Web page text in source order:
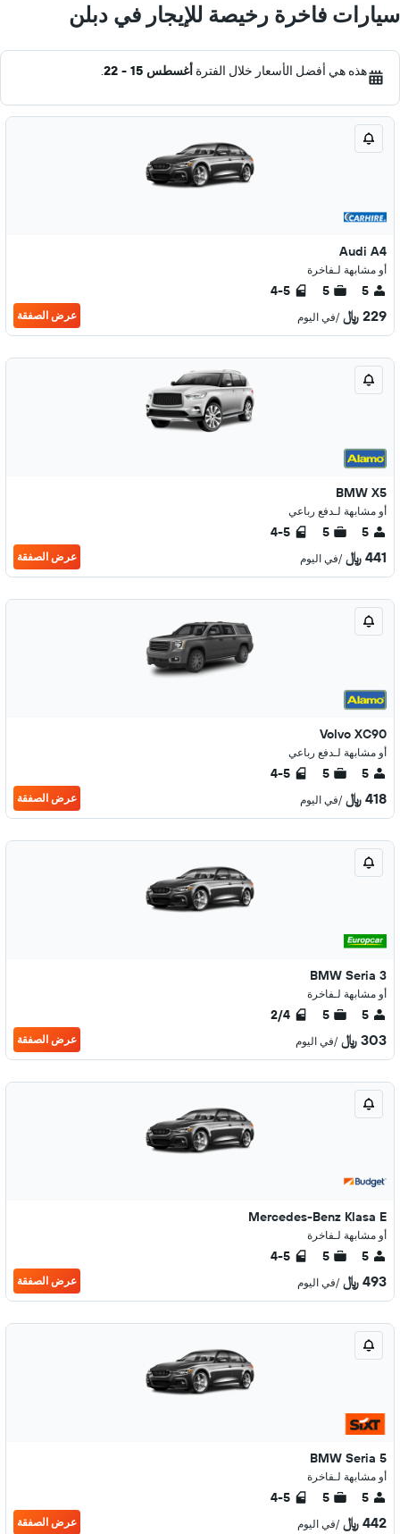
سيارات فاخرة رخيصة للإيجار في دبلن
هذه هي أفضل الأسعار خلال الفترة أغسطس 15 - 22 .
Audi A4
أو مشابهة لـفاخرة
5
5
4-5
229 ﷼ /في اليوم عرض الصفقة
BMW X5
أو مشابهة لـدفع رباعي
5
5
4-5
441 ﷼ /في اليوم عرض الصفقة
Volvo XC90
أو مشابهة لـدفع رباعي
5
5
4-5
418 ﷼ /في اليوم عرض الصفقة
BMW Seria 3
أو مشابهة لـفاخرة
5
5
2/4
303 ﷼ /في اليوم عرض الصفقة
Mercedes-Benz Klasa E
أو مشابهة لـفاخرة
5
5
4-5
493 ﷼ /في اليوم عرض الصفقة
BMW Seria 5
أو مشابهة لـفاخرة
5
5
4-5
442 ﷼ /في اليوم عرض الصفقة